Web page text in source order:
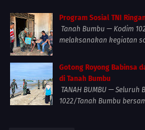
Program Sosial TNI
Tanah Bumbu — Kodim
melaksanakan kegiatan
Gotong Royong Babinsa
di Tanah Bumbu
TANAH BUMBU —
1022/Tanah Bumbu